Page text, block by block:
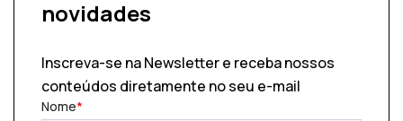
novidades
Inscreva-se na Newsletter e receba nossos
conteúdos diretamente no seu e-mail